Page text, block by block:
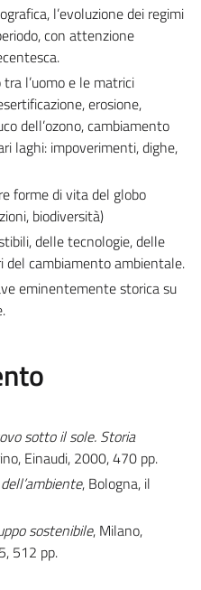
l’evoluzione dei regimi
con attenzione
l’uomo e le matrici
erosione,
dell’ozono, cambiamento
laghi: impoverimenti, dighe,
forme di vita del globo
biodiversità)
delle tecnologie, delle
del cambiamento ambientale.
eminentemente storica su
sotto il sole. Storia
Einaudi, 2000, 470 pp.
, Bologna, il
sostenibile, Milano,
512 pp.